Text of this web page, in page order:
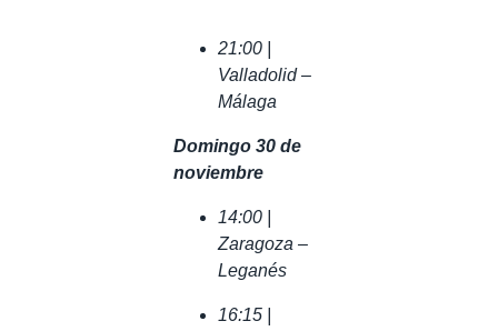
21:00 |
Valladolid –
Málaga
Domingo 30 de
noviembre
14:00 |
Zaragoza –
Leganés
16:15 |